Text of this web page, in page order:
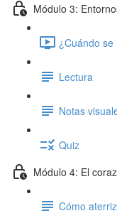
Módulo 3:
¿Cuándo
Lectura
Notas
Quiz
Módulo 4: El
Cómo